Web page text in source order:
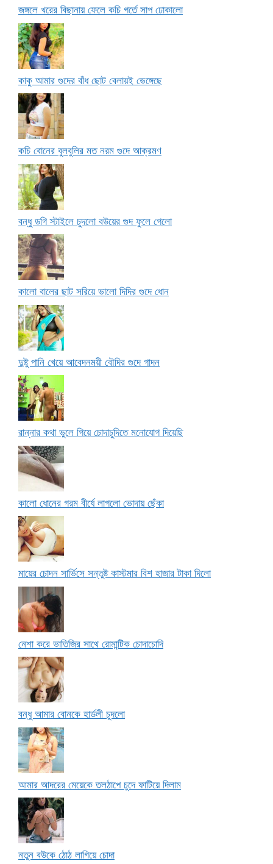
জঙ্গলে খরের বিছানায় ফেলে কচি গর্তে সাপ ঢোকালো
কাকু আমার গুদের বাঁধ ছোট বেলায়ই ভেঙ্গেছে
কচি বোনের বুলবুলির মত নরম গুদে আক্রমণ
বন্ধু ডগি স্টাইলে চুদলো বউয়ের গুদ ফুলে গেলো
কালো বালের ছাট সরিয়ে ভালো দিদির গুদে ধোন
দুষ্টু পানি খেয়ে আবেদনময়ী বৌদির গুদে গাদন
রান্নার কথা ভুলে গিয়ে চোদাচুদিতে মনোযোগ দিয়েছি
কালো ধোনের গরম বীর্যে লাগলো ভোদায় ছেঁকা
মায়ের চোদন সার্ভিসে সন্তুষ্ট কাস্টমার বিশ হাজার টাকা দিলো
নেশা করে ভাতিজির সাথে রোমান্টিক চোদাচোদি
বন্ধু আমার বোনকে হার্ডলী চুদলো
আমার আদরের মেয়েকে তলঠাপে চুদে ফাটিয়ে দিলাম
নতুন বউকে ঠোঠ লাগিয়ে চোদা